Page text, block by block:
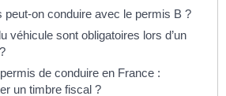
peut-on conduire avec le permis B ?
véhicule sont obligatoires lors d’un
de conduire en France :
un timbre fiscal ?